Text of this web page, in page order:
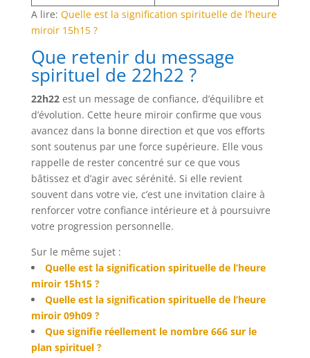
A lire: Quelle est la signification spirituelle de l’heure
miroir 15h15 ?
Que retenir du message
spirituel de 22h22 ?
22h22est un message de confiance, d’équilibre et
d’évolution. Cette heure miroir confirme que vous
avancez dans la bonne direction et que vos efforts
sont soutenus par une force supérieure. Elle vous
rappelle de rester concentré sur ce que vous
bâtissez et d’agir avec sérénité. Si elle revient
souvent dans votre vie, c’est une invitation claire à
renforcer votre confiance intérieure et à poursuivre
votre progression personnelle.
Sur le même sujet :
Quelle est la signification spirituelle de l’heure
miroir 15h15 ?
Quelle est la signification spirituelle de l’heure
miroir 09h09 ?
Que signifie réellement le nombre 666 sur le
plan spirituel ?